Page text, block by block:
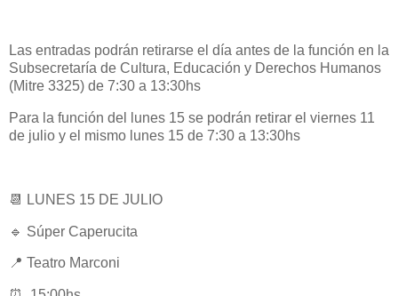
Las entradas podrán retirarse el día antes de la función en la
Subsecretaría de Cultura, Educación y Derechos Humanos
(Mitre 3325) de 7:30 a 13:30hs
Para la función del lunes 15 se podrán retirar el viernes 11
de julio y el mismo lunes 15 de 7:30 a 13:30hs
📆 LUNES 15 DE JULIO
🔹 Súper Caperucita
📍 Teatro Marconi